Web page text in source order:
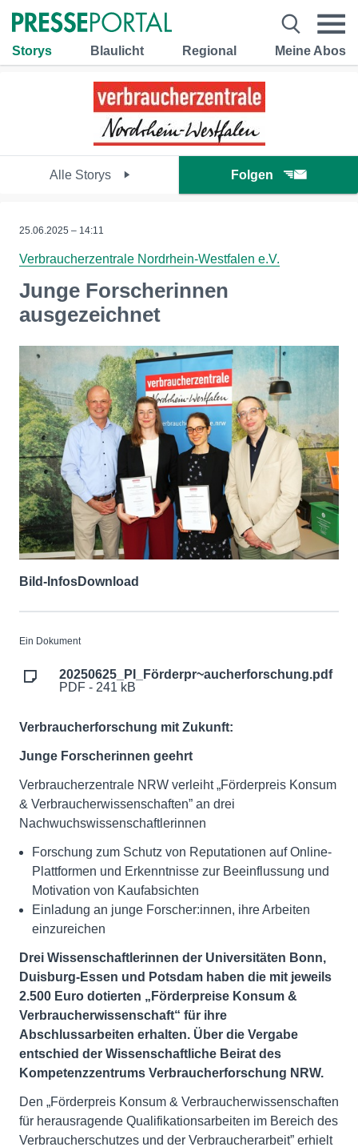
Storys Blaulicht Regional Meine Abos
Alle Storys Folgen
25.06.2025 – 14:11
Verbraucherzentrale Nordrhein-Westfalen e.V.
Junge Forscherinnen
ausgezeichnet
Bild-InfosDownload
Ein Dokument
20250625_PI_Förderpr~aucherforschung.pdf
PDF - 241 kB
Verbraucherforschung mit Zukunft:
Junge Forscherinnen geehrt
Verbraucherzentrale NRW verleiht „Förderpreis Konsum
& Verbraucherwissenschaften” an drei
Nachwuchswissenschaftlerinnen
Forschung zum Schutz von Reputationen auf Online-
Plattformen und Erkenntnisse zur Beeinflussung und
Motivation von Kaufabsichten
Einladung an junge Forscher:innen, ihre Arbeiten
einzureichen
Drei Wissenschaftlerinnen der Universitäten Bonn,
Duisburg-Essen und Potsdam haben die mit jeweils
2.500 Euro dotierten „Förderpreise Konsum &
Verbraucherwissenschaft“ für ihre
Abschlussarbeiten erhalten. Über die Vergabe
entschied der Wissenschaftliche Beirat des
Kompetenzzentrums Verbraucherforschung NRW.
Den „Förderpreis Konsum & Verbraucherwissenschaften
für herausragende Qualifikationsarbeiten im Bereich des
Verbraucherschutzes und der Verbraucherarbeit” erhielt